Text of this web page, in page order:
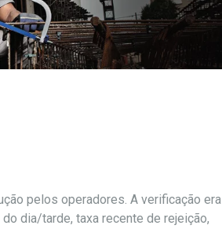
pelos operadores. A verificação era
dia/tarde, taxa recente de rejeição,